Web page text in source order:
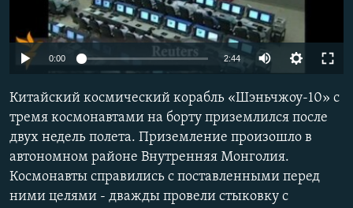
0:00 2:44
Китайский космический корабль «Шэньчжоу-10» с
тремя космонавтами на борту приземлился после
двух недель полета. Приземление произошло в
автономном районе Внутренняя Монголия.
Космонавты справились с поставленными перед
ними целями - дважды провели стыковку с